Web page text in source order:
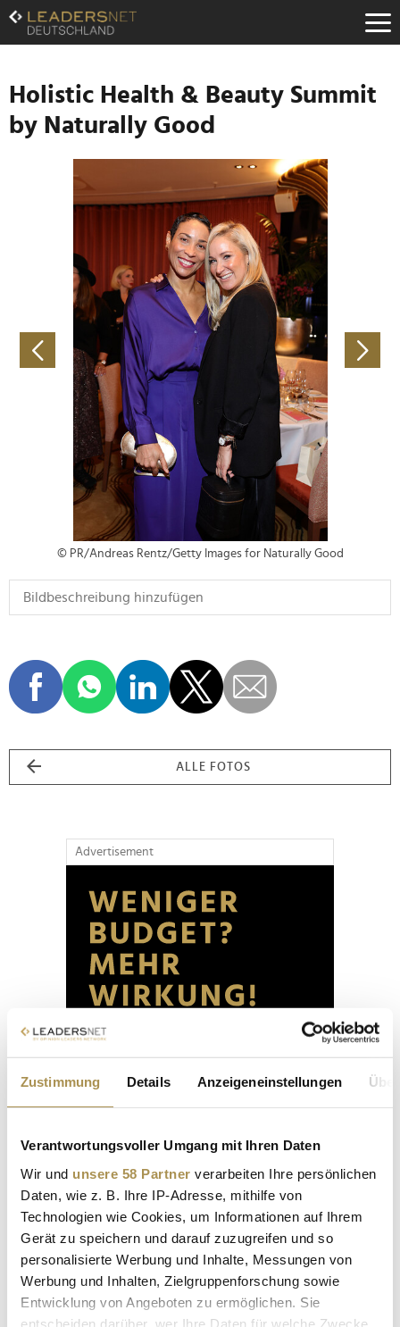
Zustimmung Details Anzeigeneinstellungen
Verantwortungsvoller Umgang mit Ihren Daten
Wir und unsere 58 Partner verarbeiten Ihre persönlichen
Daten, wie z. B. Ihre IP-Adresse, mithilfe von
Technologien wie Cookies, um Informationen auf Ihrem
Gerät zu speichern und darauf zuzugreifen und so
personalisierte Werbung und Inhalte, Messungen von
Werbung und Inhalten, Zielgruppenforschung sowie
Entwicklung von Angeboten zu ermöglichen. Sie
entscheiden darüber, wer Ihre Daten für welche Zwecke
Zum
Inhalt
Zur
Navigation
Zur
Hauptnavigation
Holistic Health & Beauty Summit
by Naturally Good
© PR/Andreas Rentz/Getty Images for Naturally Good
ALLE FOTOS
Advertisement